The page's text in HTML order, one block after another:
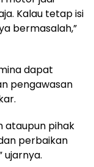
Kalau tetap isi
bermasalah,”
dapat
pengawasan
ataupun pihak
perbaikan
ujarnya.